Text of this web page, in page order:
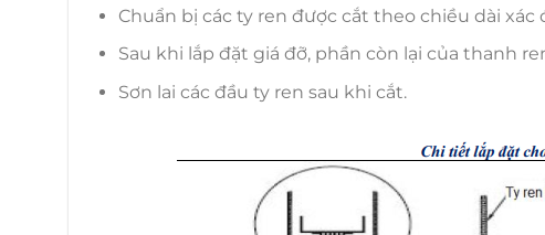
Chuẩn bị các ty ren được cắt theo chiều dài xác
Sau khi lắp đặt giá đỡ, phần còn lại của thanh
Sơn lai các đầu ty ren sau khi cắt.